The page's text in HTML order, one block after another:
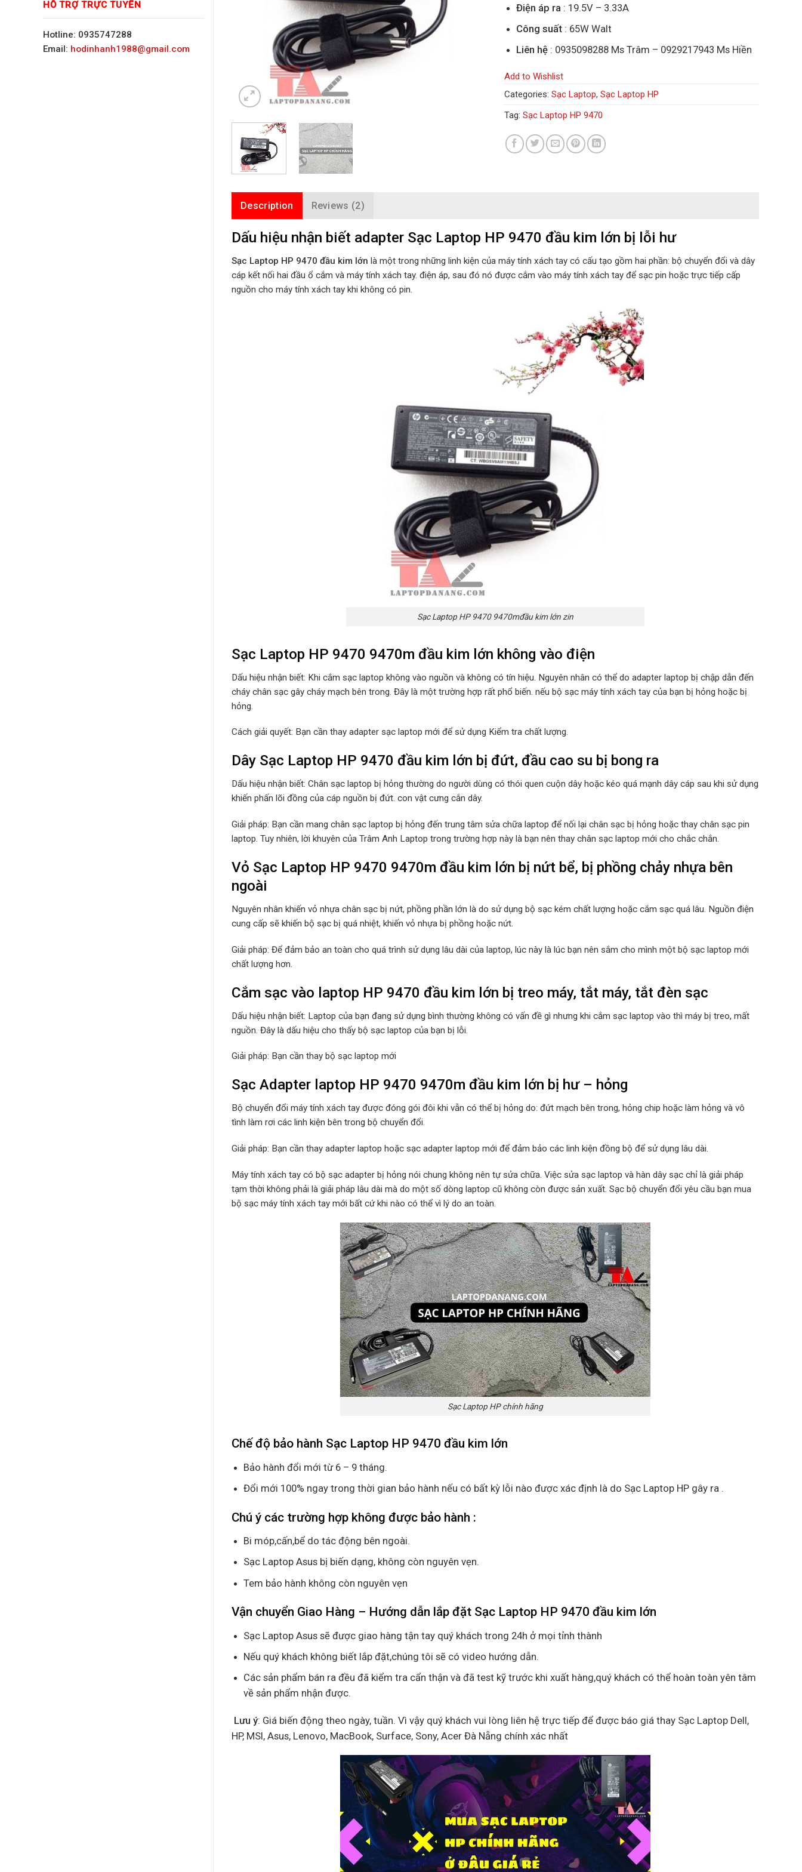
HỖ TRỢ TRỰC TUYẾN
Hotline: 0935747288
Email: hodinhanh1988@gmail.com
Điện áp ra: 19.5V – 3.33A
Công suất: 65W Walt
Liên hệ: 0935098288 Ms Trâm – 0929217943 Ms Hiền
Add to Wishlist
Categories: Sạc Laptop, Sạc Laptop HP
Tag: Sạc Laptop HP 9470
Description Reviews (2)
Dấu hiệu nhận biết adapter Sạc Laptop HP 9470 đầu kim lớn bị lỗi hư
Sạc Laptop HP 9470 đầu kim lớn là một trong những linh kiện của máy tính xách tay có cấu tạo gồm hai phần: bộ chuyển đổi và dây
cáp kết nối hai đầu ổ cắm và máy tính xách tay. điện áp, sau đó nó được cắm vào máy tính xách tay để sạc pin hoặc trực tiếp cấp
nguồn cho máy tính xách tay khi không có pin.
Sạc Laptop HP 9470 9470mđầu kim lớn zin
Sạc Laptop HP 9470 9470m đầu kim lớn không vào điện
Dấu hiệu nhận biết: Khi cắm sạc laptop không vào nguồn và không có tín hiệu. Nguyên nhân có thể do adapter laptop bị chập dẫn đến
cháy chân sạc gây cháy mạch bên trong. Đây là một trường hợp rất phổ biến. nếu bộ sạc máy tính xách tay của bạn bị hỏng hoặc bị
hỏng.
Cách giải quyết: Bạn cần thay adapter sạc laptop mới để sử dụng Kiểm tra chất lượng.
Dây Sạc Laptop HP 9470 đầu kim lớn bị đứt, đầu cao su bị bong ra
Dấu hiệu nhận biết: Chân sạc laptop bị hỏng thường do người dùng có thói quen cuộn dây hoặc kéo quá mạnh dây cáp sau khi sử dụng
khiến phấn lõi đồng của cáp nguồn bị đứt. con vật cưng cắn dây.
Giải pháp: Bạn cần mang chân sạc laptop bị hỏng đến trung tâm sửa chữa laptop để nối lại chân sạc bị hỏng hoặc thay chân sạc pin
laptop. Tuy nhiên, lời khuyên của Trâm Anh Laptop trong trường hợp này là bạn nên thay chân sạc laptop mới cho chắc chắn.
Vỏ Sạc Laptop HP 9470 9470m đầu kim lớn bị nứt bể, bị phồng chảy nhựa bên
ngoài
Nguyên nhân khiến vỏ nhựa chân sạc bị nứt, phồng phần lớn là do sử dụng bộ sạc kém chất lượng hoặc cắm sạc quá lâu. Nguồn điện
cung cấp sẽ khiến bộ sạc bị quá nhiệt, khiến vỏ nhựa bị phồng hoặc nứt.
Giải pháp: Để đảm bảo an toàn cho quá trình sử dụng lâu dài của laptop, lúc này là lúc bạn nên sắm cho mình một bộ sạc laptop mới
chất lượng hơn.
Cắm sạc vào laptop HP 9470 đầu kim lớn bị treo máy, tắt máy, tắt đèn sạc
Dấu hiệu nhận biết: Laptop của bạn đang sử dụng bình thường không có vấn đề gì nhưng khi cắm sạc laptop vào thì máy bị treo, mất
nguồn. Đây là dấu hiệu cho thấy bộ sạc laptop của bạn bị lỗi.
Giải pháp: Bạn cần thay bộ sạc laptop mới
Sạc Adapter laptop HP 9470 9470m đầu kim lớn bị hư – hỏng
Bộ chuyển đổi máy tính xách tay được đóng gói đôi khi vẫn có thể bị hỏng do: đứt mạch bên trong, hỏng chip hoặc làm hỏng và vô
tình làm rơi các linh kiện bên trong bộ chuyển đổi.
Giải pháp: Bạn cần thay adapter laptop hoặc sạc adapter laptop mới để đảm bảo các linh kiện đồng bộ để sử dụng lâu dài.
Máy tính xách tay có bộ sạc adapter bị hỏng nói chung không nên tự sửa chữa. Việc sửa sạc laptop và hàn dây sạc chỉ là giải pháp
tạm thời không phải là giải pháp lâu dài mà do một số dòng laptop cũ không còn được sản xuất. Sạc bộ chuyển đổi yêu cầu bạn mua
bộ sạc máy tính xách tay mới bất cứ khi nào có thể vì lý do an toàn.
Sạc Laptop HP chính hãng
Chế độ bảo hành Sạc Laptop HP 9470 đầu kim lớn
Bảo hành đổi mới từ 6 – 9 tháng.
Đổi mới 100% ngay trong thời gian bảo hành nếu có bất kỳ lỗi nào được xác định là do Sạc Laptop HP gây ra .
Chú ý các trường hợp không được bảo hành :
Bi móp,cấn,bể do tác động bên ngoài.
Sạc Laptop Asus bị biến dạng, không còn nguyên vẹn.
Tem bảo hành không còn nguyên vẹn
Vận chuyển Giao Hàng – Hướng dẫn lắp đặt Sạc Laptop HP 9470 đầu kim lớn
Sạc Laptop Asus sẽ được giao hàng tận tay quý khách trong 24h ở mọi tỉnh thành
Nếu quý khách không biết lắp đặt,chúng tôi sẽ có video hướng dẫn.
Các sản phẩm bán ra đều đã kiểm tra cẩn thận và đã test kỹ trước khi xuất hàng,quý khách có thể hoàn toàn yên tâm
về sản phẩm nhận được.
Lưu ý: Giá biến động theo ngày, tuần. Vì vậy quý khách vui lòng liên hệ trực tiếp để được báo giá thay Sạc Laptop Dell,
HP, MSI, Asus, Lenovo, MacBook, Surface, Sony, Acer Đà Nẵng chính xác nhất